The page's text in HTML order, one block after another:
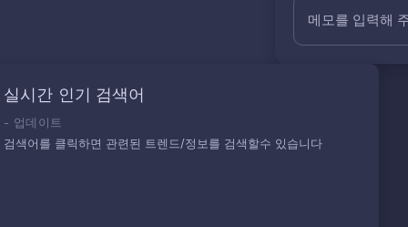
메모를 입력해
실시간 인기 검색어
- 업데이트
검색어를 클릭하면 관련된 트렌드/정보를 검색할수 있습니다